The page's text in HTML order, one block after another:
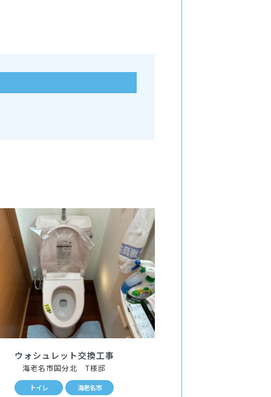
ウォシュレット交換工事
海老名市国分北 T様邸
トイレ 海老名市